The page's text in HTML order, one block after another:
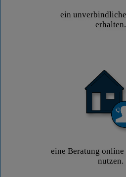
ein
erhalten.
eine Beratung
nutzen.